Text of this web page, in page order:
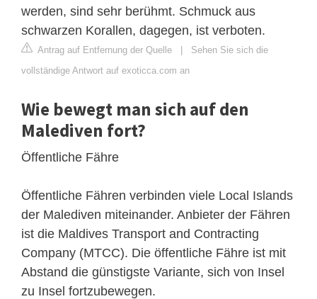
werden, sind sehr berühmt. Schmuck aus
schwarzen Korallen, dagegen, ist verboten.
Antrag auf Entfernung der Quelle | Sehen Sie sich die
vollständige Antwort auf exoticca.com an
Wie bewegt man sich auf den
Malediven fort?
Öffentliche Fähre
Öffentliche Fähren verbinden viele Local Islands
der Malediven miteinander. Anbieter der Fähren
ist die Maldives Transport and Contracting
Company (MTCC). Die öffentliche Fähre ist mit
Abstand die günstigste Variante, sich von Insel
zu Insel fortzubewegen.